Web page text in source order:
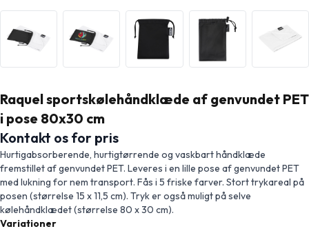
Raquel sportskølehåndklæde af genvundet PET
i pose 80x30 cm
Kontakt os for pris
Hurtigabsorberende, hurtigtørrende og vaskbart håndklæde
fremstillet af genvundet PET. Leveres i en lille pose af genvundet PET
med lukning for nem transport. Fås i 5 friske farver. Stort trykareal på
posen (størrelse 15 x 11,5 cm). Tryk er også muligt på selve
kølehåndklædet (størrelse 80 x 30 cm).
Variationer